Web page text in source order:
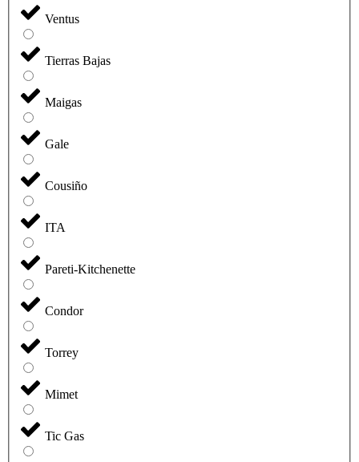
Ventus
Tierras Bajas
Maigas
Gale
Cousiño
ITA
Pareti-Kitchenette
Condor
Torrey
Mimet
Tic Gas